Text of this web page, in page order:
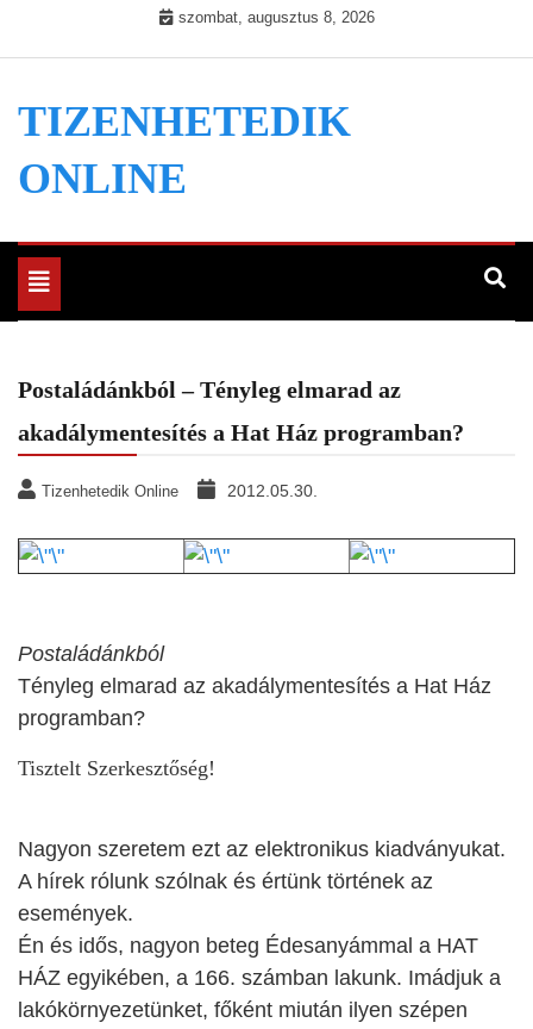
szombat, augusztus 8, 2026
TIZENHETEDIK
ONLINE
Toggle
navigation
Postaládánkból – Tényleg elmarad az
akadálymentesítés a Hat Ház programban?
Tizenhetedik Online 2012.05.30.
Postaládánkból
Tényleg elmarad az akadálymentesítés a Hat Ház
programban?
Tisztelt Szerkesztőség!
Nagyon szeretem ezt az elektronikus kiadványukat.
A hírek rólunk szólnak és értünk történek az
események.
Én és idős, nagyon beteg Édesanyámmal a HAT
HÁZ egyikében, a 166. számban lakunk. Imádjuk a
lakókörnyezetünket, főként miután ilyen szépen